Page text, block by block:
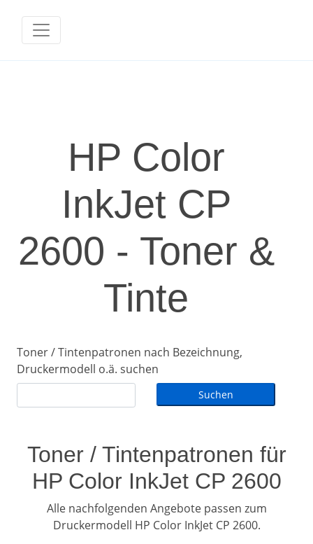
HP Color
InkJet CP
2600 - Toner &
Tinte
Toner / Tintenpatronen nach Bezeichnung,
Druckermodell o.ä. suchen
Toner / Tintenpatronen für
HP Color InkJet CP 2600
Alle nachfolgenden Angebote passen zum
Druckermodell HP Color InkJet CP 2600.